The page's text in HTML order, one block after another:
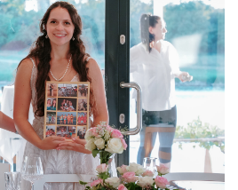
leseni izdelki
mi
dnevnik